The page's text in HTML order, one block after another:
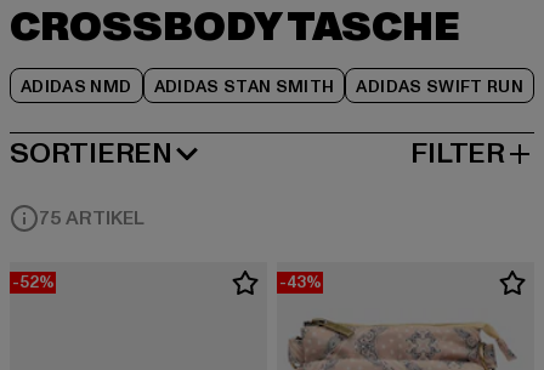
CROSSBODY TASCHE
ADIDAS NMD ADIDAS STAN SMITH ADIDAS SWIFT RUN
SORTIEREN
BELIEBTESTE FILTER
75 ARTIKEL
-52% -43%